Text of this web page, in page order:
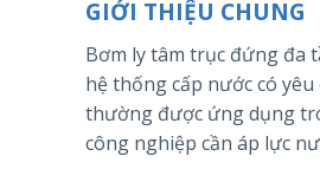
GIỚI THIỆU CHUNG
Bơm ly tâm trục đứng đa
hệ thống cấp nước có
thường được ứng dụng
công nghiệp cần áp lực